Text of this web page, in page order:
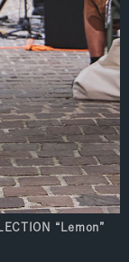
“Lemon”